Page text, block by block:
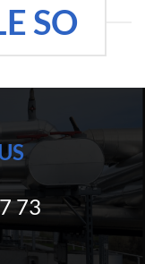
SO
73